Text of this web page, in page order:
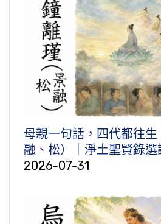
母親一句話，四代都往
融、松）｜淨土聖賢錄選
2026-07-31